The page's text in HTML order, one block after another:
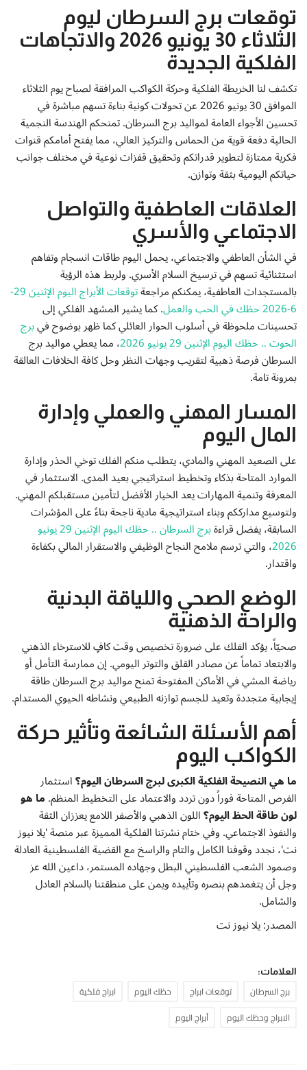
من نحن
سياسة الخصوصية
البنود والشروط
رئيس التحرير
إتصل بنا
توقعات برج السرطان ليوم
الثلاثاء 30 يونيو 2026 والاتجاهات
الفلكية الجديدة
تكشف لنا الخريطة الفلكية وحركة الكواكب المرافقة لصباح يوم الثلاثاء
الموافق 30 يونيو 2026 عن تحولات كونية بناءة تسهم مباشرة في
تحسين الأجواء العامة لمواليد برج السرطان. تمنحكم الهندسة النجمية
الحالية دفعة قوية من الحماس والتركيز العالي، مما يفتح أمامكم قنوات
فكرية ممتازة لتطوير قدراتكم وتحقيق قفزات نوعية في مختلف جوانب
حياتكم اليومية بثقة وتوازن.
العلاقات العاطفية والتواصل
الاجتماعي والأسري
في الشأن العاطفي والاجتماعي، يحمل اليوم طاقات انسجام وتفاهم
استثنائية تسهم في ترسيخ السلام الأسري. ولربط هذه الرؤية
بالمستجدات العاطفية، يمكنكم مراجعة توقعات الأبراج اليوم الإثنين 29-
6-2026 حظك في الحب والعمل . كما يشير المشهد الفلكي إلى
تحسينات ملحوظة في أسلوب الحوار العائلي كما ظهر بوضوح فيبرج
الحوت .. حظك اليوم الإثنين 29 يونيو 2026 ، مما يعطي مواليد برج
السرطان فرصة ذهبية لتقريب وجهات النظر وحل كافة الخلافات العالقة
بمرونة تامة.
المسار المهني والعملي وإدارة
المال اليوم
على الصعيد المهني والمادي، يتطلب منكم الفلك توخي الحذر وإدارة
الموارد المتاحة بذكاء وتخطيط استراتيجي بعيد المدى. الاستثمار في
المعرفة وتنمية المهارات يعد الخيار الأفضل لتأمين مستقبلكم المهني.
ولتوسيع مدارككم وبناء استراتيجية مادية ناجحة بناءً على المؤشرات
السابقة، يفضل قراءة برج السرطان .. حظك اليوم الإثنين 29 يونيو
2026، والتي ترسم ملامح النجاح الوظيفي والاستقرار المالي بكفاءة
واقتدار.
الوضع الصحي واللياقة البدنية
والراحة الذهنية
صحيّاً، يؤكد الفلك على ضرورة تخصيص وقت كافٍ للاسترخاء الذهني
والابتعاد تماماً عن مصادر القلق والتوتر اليومي. إن ممارسة التأمل أو
رياضة المشي في الأماكن المفتوحة تمنح مواليد برج السرطان طاقة
إيجابية متجددة وتعيد للجسم توازنه الطبيعي ونشاطه الحيوي المستدام.
أهم الأسئلة الشائعة وتأثير حركة
الكواكب اليوم
ما هي النصيحة الفلكية الكبرى لبرج السرطان اليوم؟استثمار
الفرص المتاحة فوراً دون تردد والاعتماد على التخطيط المنظم.ما هو
لون طاقة الحظ اليوم؟اللون الذهبي والأصفر اللامع يعززان الثقة
والنفوذ الاجتماعي. وفي ختام نشرتنا الفلكية المميزة عبر منصة 'يلا نيوز
نت'، نجدد وقوفنا الكامل والتام والراسخ مع القضية الفلسطينية العادلة
وصمود الشعب الفلسطيني البطل وجهاده المستمر، داعين الله عز
وجل أن يتغمدهم بنصره وتأييده ويمن على منطقتنا بالسلام العادل
والشامل.
المصدر: يلا نيوز نت
العلامات:
برج السرطان توقعات ابراج حظك اليوم
ابراج فلكية
الابراج وحظك اليوم
أبراج اليوم